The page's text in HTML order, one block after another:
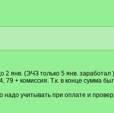
2 янв. (ЭЧЗ только 5 янв.
+ комиссия. Т.к. в конце сумма
надо учитывать при оплате и